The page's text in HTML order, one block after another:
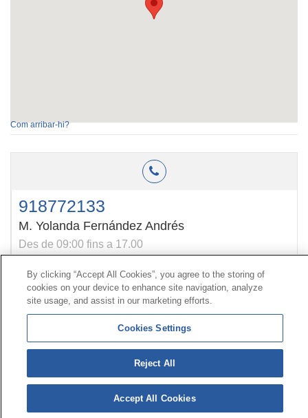
Com arribar-hi?
918772133
M. Yolanda Fernández Andrés
Des de 09:00 fins a 17.00
Contacte |Perfil del contractant|Reclamacions
Línia Universal 900 203 203
Zona Privada Comissió de
Prestacions Especials|Zona Privada Proveïdor Sanitari
© Mutua Universal 2026| Mapa del web
Política de Protecció de Dades | Política de cookies
Segueix-nos a:
By clicking “Accept All Cookies”, you agree to the storing of
cookies on your device to enhance site navigation, analyze
site usage, and assist in our marketing efforts.
Cookies Settings
Reject All
Accept All Cookies